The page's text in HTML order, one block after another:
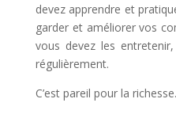
devez apprendre et
garder et améliorer vos
vous devez les
régulièrement.
C’est pareil pour la richesse.